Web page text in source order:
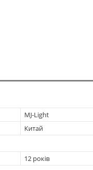
MJ-Light
Китай
12 років